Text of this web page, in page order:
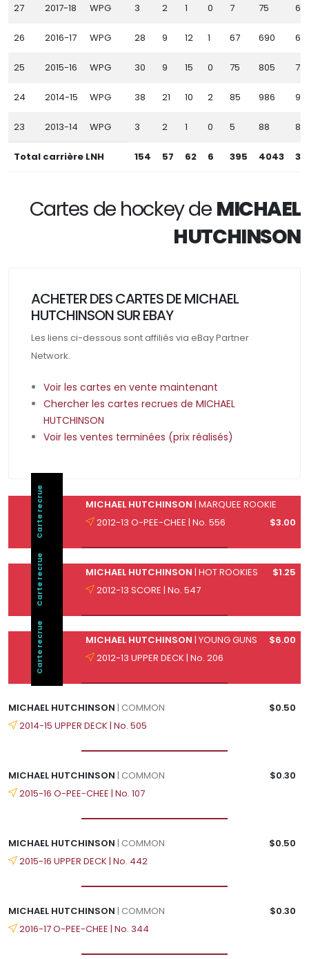
27 2017-18 WPG 3 2 1 0 7 75 68
26 2016-17 WPG 28 9 12 1 67 690
25 2015-16 WPG 30 9 15 0 75 805
24 2014-15 WPG 38 21 10 2 85 986 901
23 2013-14 WPG 3 2 1 0 5 88 83
Total carrière LNH 154 57 62 6 395 4043
Cartes de hockey de MICHAEL
HUTCHINSON
ACHETER DES CARTES DE MICHAEL
HUTCHINSON SUR EBAY
Les liens ci-dessous sont affiliés via eBay Partner
Network.
Voir les cartes en vente maintenant
Chercher les cartes recrues de MICHAEL
HUTCHINSON
Voir les ventes terminées (prix réalisés)
Carte recrue MICHAEL HUTCHINSON | MARQUEE ROOKIE
$3.00
2012-13 O-PEE-CHEE | No. 556
Carte recrue MICHAEL HUTCHINSON | HOT ROOKIES
$1.25
2012-13 SCORE | No. 547
Carte recrue MICHAEL HUTCHINSON | YOUNG GUNS
$6.00
2012-13 UPPER DECK | No. 206
MICHAEL HUTCHINSON | COMMON
$0.50
2014-15 UPPER DECK | No. 505
MICHAEL HUTCHINSON | COMMON
$0.30
2015-16 O-PEE-CHEE | No. 107
MICHAEL HUTCHINSON | COMMON
$0.50
2015-16 UPPER DECK | No. 442
MICHAEL HUTCHINSON | COMMON
$0.30
2016-17 O-PEE-CHEE | No. 344